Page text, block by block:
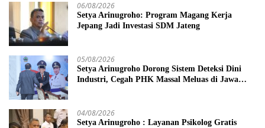
06/08/2026
Setya Arinugroho: Program Magang Kerja
Jepang Jadi Investasi SDM Jateng
05/08/2026
Setya Arinugroho Dorong Sistem Deteksi Dini
Industri, Cegah PHK Massal Meluas di Jawa
04/08/2026
Setya Arinugroho : Layanan Psikolog Gratis